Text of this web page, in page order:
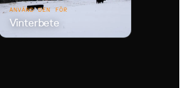
ANVÄND DEN FÖR
Vinterbete